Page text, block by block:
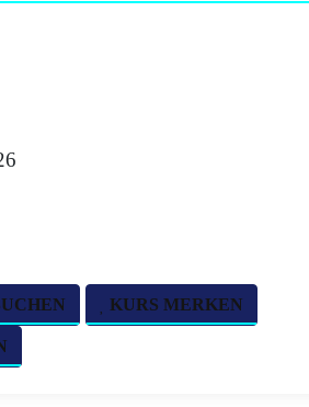
KURS MERKEN